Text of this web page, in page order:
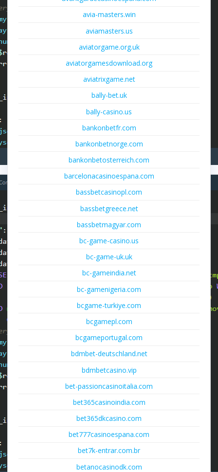
avia-masters.win
aviamasters.us
aviatorgame.org.uk
aviatorgamesdownload.org
aviatrixgame.net
bally-bet.uk
bally-casino.us
bankonbetfr.com
bankonbetnorge.com
bankonbetosterreich.com
barcelonacasinoespana.com
bassbetcasinopl.com
bassbetgreece.net
bassbetmagyar.com
bc-game-casino.us
bc-game-uk.uk
bc-gameindia.net
bc-gamenigeria.com
bcgame-turkiye.com
bcgamepl.com
bcgameportugal.com
bdmbet-deutschland.net
bdmbetcasino.vip
bet-passioncasinoitalia.com
bet365casinoindia.com
bet365dkcasino.com
bet777casinoespana.com
bet7k-entrar.com.br
betanocasinodk.com